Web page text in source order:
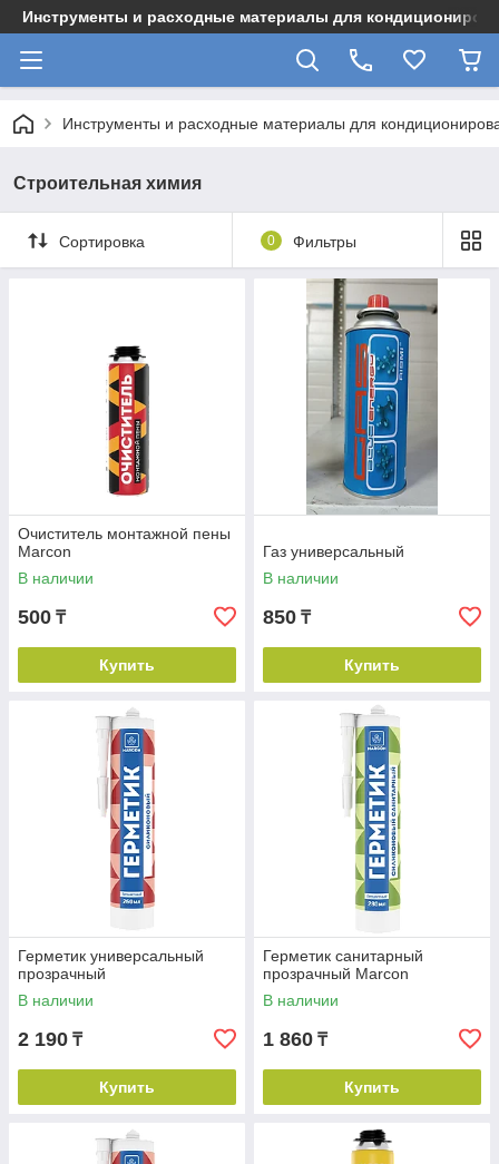
Инструменты и расходные материалы для
Инструменты и расходные материалы для
Строительная химия
Сортировка 0 Фильтры
Очиститель монтажной пены
Marcon
В наличии
500 ₸
Купить
Газ универсальный
В наличии
850 ₸
Купить
Герметик универсальный
прозрачный
В наличии
2 190 ₸
Купить
Герметик санитарный
прозрачный Marcon
В наличии
1 860 ₸
Купить